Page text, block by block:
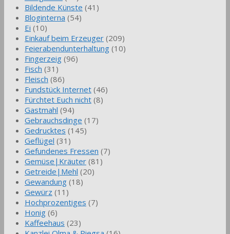
Bildende Künste (41)
Bloginterna (54)
Ei (10)
Einkauf beim Erzeuger (209)
Feierabendunterhaltung (10)
Fingerzeig (96)
Fisch (31)
Fleisch (86)
Fundstück Internet (46)
Fürchtet Euch nicht (8)
Gastmahl (94)
Gebrauchsdinge (17)
Gedrucktes (145)
Geflügel (31)
Gefundenes Fressen (7)
Gemüse|Kräuter (81)
Getreide|Mehl (20)
Gewandung (18)
Gewürz (11)
Hochprozentiges (7)
Honig (6)
Kaffeehaus (23)